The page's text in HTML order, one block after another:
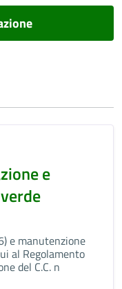
e
e manutenzione
al Regolamento
del C.C. n